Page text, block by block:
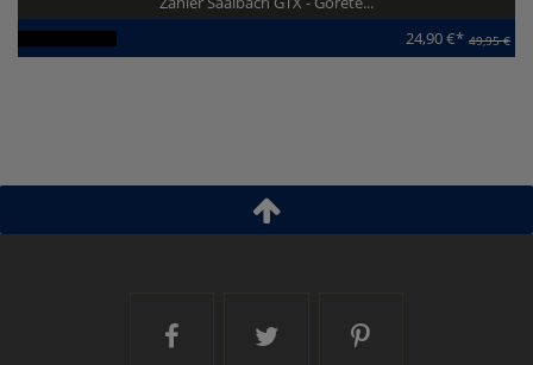
Artikel-ID: 111548
24,90 €* 49,95 €
Ski and More auf Facebook
Ski and More auf
Ski and More